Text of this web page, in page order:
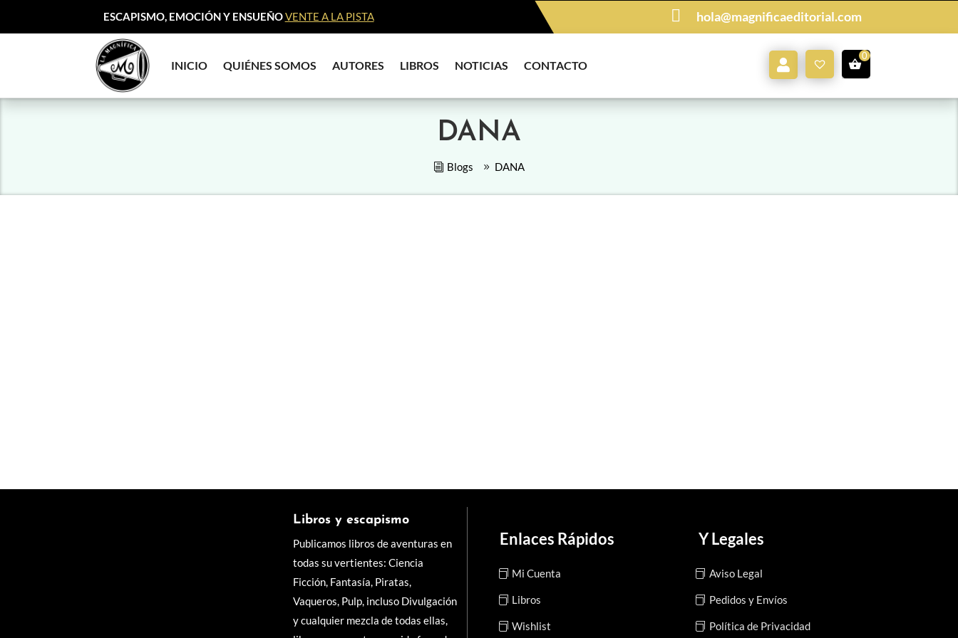
ESCAPISMO, EMOCIÓN Y ENSUEÑOVENTE A LA PISTA  hola@magnificaeditorial.com
INICIO QUIÉNES SOMOS AUTORES LIBROS NOTICIAS CONTACTO Mi
Cuenta
DANA
Blogs DANA
Libros y escapismo
Publicamos libros de aventuras en
todas su vertientes: Ciencia
Ficción, Fantasía, Piratas,
Vaqueros, Pulp, incluso Divulgación
y cualquier mezcla de todas ellas,
Enlaces Rápidos
Mi Cuenta
Libros
Wishlist
Y Legales
Aviso Legal
Pedidos y Envíos
Política de Privacidad